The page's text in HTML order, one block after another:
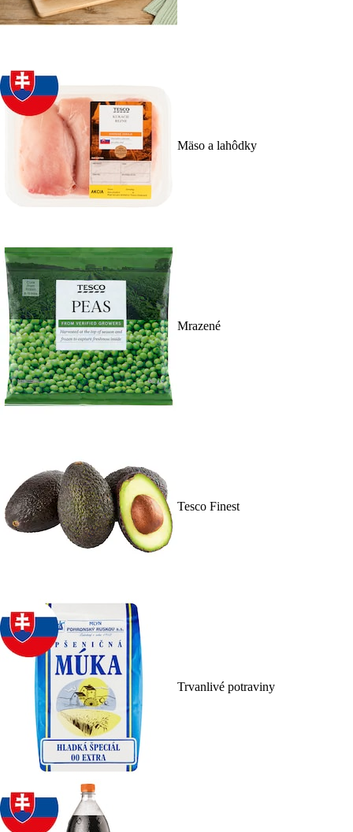
Mäso a lahôdky
Mrazené
Tesco Finest
Trvanlivé potraviny